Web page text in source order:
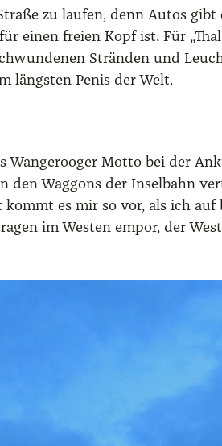
zu lau­fen, denn Autos
einen frei­en Kopf ist. Für
Strän­den und
längs­ten Penis der Welt.
Wan­ger­oo­ger Mot­to bei der
Wag­gons der Insel­bahn
es mir so vor, als ich auf
im Wes­ten empor, der